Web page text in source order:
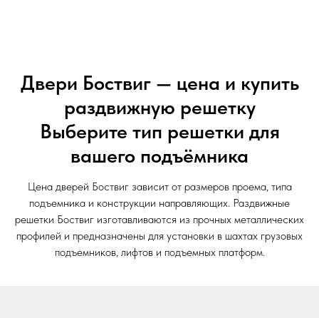
Двери Боствиг — цена и купить
раздвижную решетку
Выберите тип решетки для
вашего подъёмника
Цена дверей Боствиг зависит от размеров проема, типа
подъемника и конструкции направляющих. Раздвижные
решетки Боствиг изготавливаются из прочных металлических
профилей и предназначены для установки в шахтах грузовых
подъемников, лифтов и подъемных платформ.